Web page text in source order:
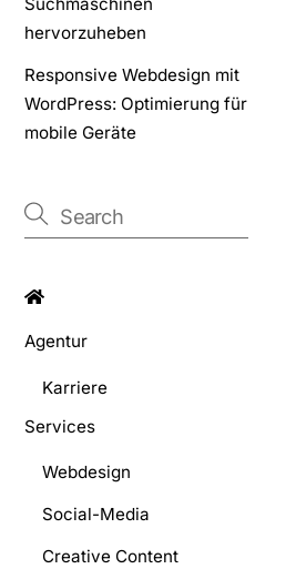
hervorzuheben
Responsive Webdesign mit
WordPress: Optimierung für
mobile Geräte
Agentur
Karriere
Services
Webdesign
Social-Media
Creative Content